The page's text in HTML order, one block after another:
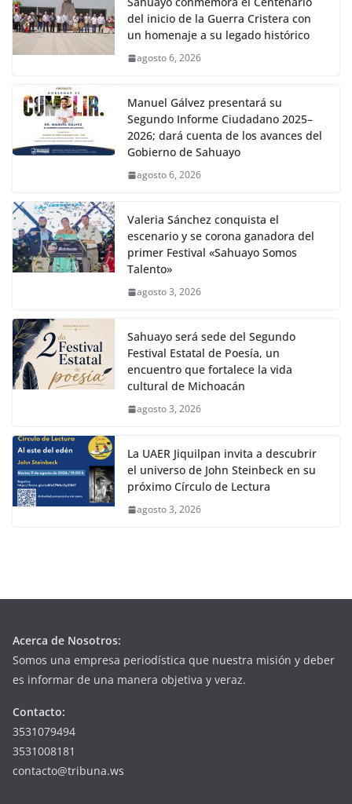
del inicio de la Guerra Cristera con
un homenaje a su legado histórico
agosto 6, 2026
Manuel Gálvez presentará su
Segundo Informe Ciudadano 2025–
2026; dará cuenta de los avances del
Gobierno de Sahuayo
agosto 6, 2026
Valeria Sánchez conquista el
escenario y se corona ganadora del
primer Festival «Sahuayo Somos
Talento»
agosto 3, 2026
Sahuayo será sede del Segundo
Festival Estatal de Poesía, un
encuentro que fortalece la vida
cultural de Michoacán
agosto 3, 2026
La UAER Jiquilpan invita a descubrir
el universo de John Steinbeck en su
próximo Círculo de Lectura
agosto 3, 2026
Acerca de Nosotros:
Somos una empresa periodística que nuestra misión y deber
es informar de una manera objetiva y veraz.
Contacto:
3531079494
3531008181
contacto@tribuna.ws